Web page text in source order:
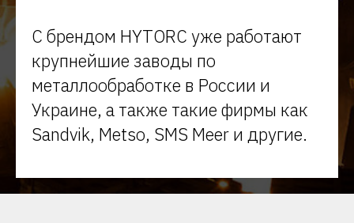
С брендом HYTORC уже работают
крупнейшие заводы по
металлообработке в России и
Украине, а также такие фирмы как
Sandvik, Metso, SMS Meer и другие.